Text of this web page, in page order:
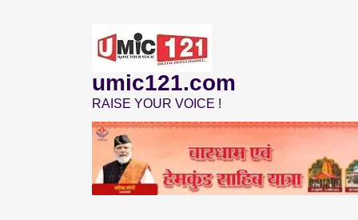
umic121.com
RAISE YOUR VOICE !